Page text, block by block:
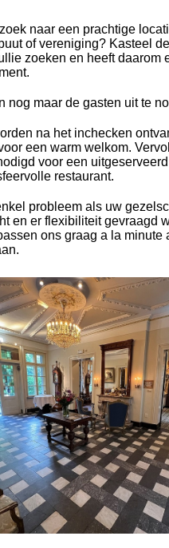
naar een prachtige
of vereniging? Kasteel
zoeken en heeft daarom
nog maar de gasten uit te
na het inchecken
een warm welkom.
voor een
restaurant.
probleem als uw
en er flexibiliteit gevraagd
ons graag a la minute